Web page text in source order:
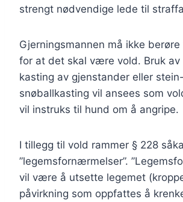
strengt nødvendige lede til
Gjerningsmannen må ikke
for at det skal være vold. Bruk av
kasting av gjenstander eller
snøballkasting vil ansees som
vil instruks til hund om å angripe.
I tillegg til vold rammer § 228
”legemsfornærmelser”.
vil være å utsette legemet
påvirkning som oppfattes å